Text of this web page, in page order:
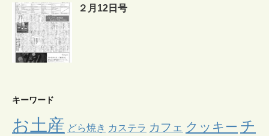
２月12日号
キーワード
お土産 どら焼き カステラ カフェ クッキー チ